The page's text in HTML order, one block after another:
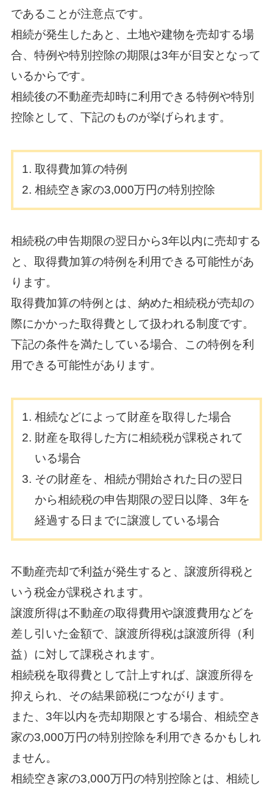
であることが注意点です。
相続が発生したあと、土地や建物を売却する場
合、特例や特別控除の期限は3年が目安となって
いるからです。
相続後の不動産売却時に利用できる特例や特別
控除として、下記のものが挙げられます。
取得費加算の特例
相続空き家の3,000万円の特別控除
相続税の申告期限の翌日から3年以内に売却する
と、取得費加算の特例を利用できる可能性があ
ります。
取得費加算の特例とは、納めた相続税が売却の
際にかかった取得費として扱われる制度です。
下記の条件を満たしている場合、この特例を利
用できる可能性があります。
相続などによって財産を取得した場合
財産を取得した方に相続税が課税されて
いる場合
その財産を、相続が開始された日の翌日
から相続税の申告期限の翌日以降、3年を
経過する日までに譲渡している場合
不動産売却で利益が発生すると、譲渡所得税と
いう税金が課税されます。
譲渡所得は不動産の取得費用や譲渡費用などを
差し引いた金額で、譲渡所得税は譲渡所得（利
益）に対して課税されます。
相続税を取得費として計上すれば、譲渡所得を
抑えられ、その結果節税につながります。
また、3年以内を売却期限とする場合、相続空き
家の3,000万円の特別控除を利用できるかもしれ
ません。
相続空き家の3,000万円の特別控除とは、相続し